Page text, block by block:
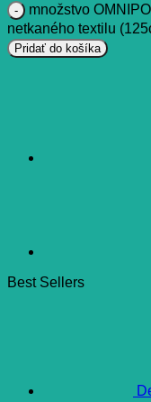
množstvo
netkaného textilu
Pridať do košíka
Best Sellers